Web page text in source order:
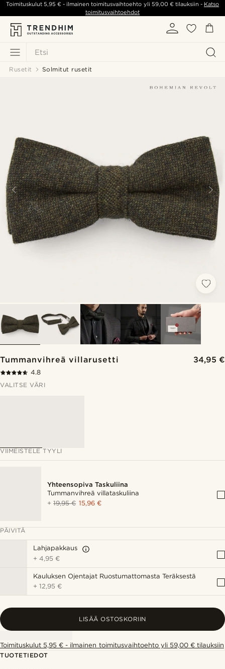
Etsi
Toimituskulut5,95 € - ilmainen toimitusvaihtoehto yli 59,00 €tilauksiin - Katso
toimitusvaihtoehdot
Rusetit Solmitut rusetit
Tummanvihreä villarusetti 34,95 €
4.8
VALITSE VÄRI
VIIMEISTELE TYYLI
Yhteensopiva Taskuliina
Tummanvihreä villataskuliina
+19,95 € 15,96 €
PÄIVITÄ
Lahjapakkaus
+4,95 €
Kauluksen Ojentajat Ruostumattomasta Teräksestä
+12,95 €
LISÄÄ OSTOSKORIIN
Toimituskulut 5,95 € - ilmainen toimitusvaihtoehto yli 59,00 € tilauksiin
TUOTETIEDOT